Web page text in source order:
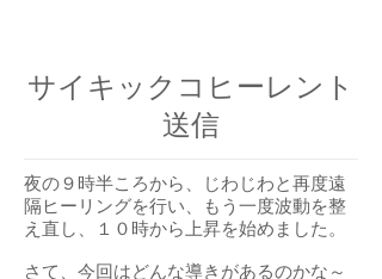
​サイキックコヒーレント
送信
夜の９時半ころから、じわじわと再度遠
隔ヒーリングを行い、もう一度波動を整
え直し、１０時から上昇を始めました。
さて、今回はどんな導きがあるのかな～